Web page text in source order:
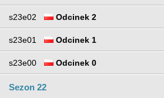
s23e02 Odcinek 2
s23e01 Odcinek 1
s23e00 Odcinek 0
Sezon 22